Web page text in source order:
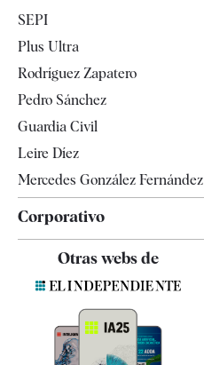
Televisión
SEPI
Plus Ultra
Rodríguez Zapatero
Pedro Sánchez
Guardia Civil
Leire Díez
Mercedes González Fernández
Corporativo
Contacto
Quiénes somos
Otras webs de